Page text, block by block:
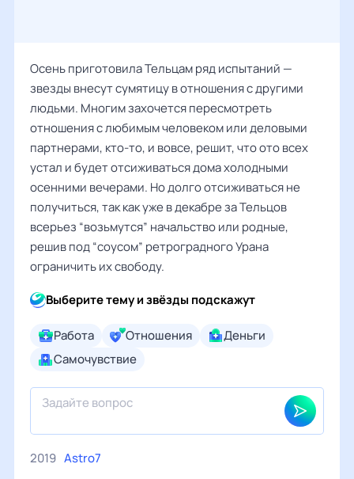
Осень приготовила Тельцам ряд испытаний —
звезды внесут сумятицу в отношения с другими
людьми. Многим захочется пересмотреть
отношения с любимым человеком или деловыми
партнерами, кто-то, и вовсе, решит, что ото всех
устал и будет отсиживаться дома холодными
осенними вечерами. Но долго отсиживаться не
получиться, так как уже в декабре за Тельцов
всерьез “возьмутся” начальство или родные,
решив под “соусом” ретроградного Урана
ограничить их свободу.
Выберите тему и звёзды подскажут
Работа Отношения
Деньги
Самочувствие
2019 Astro7